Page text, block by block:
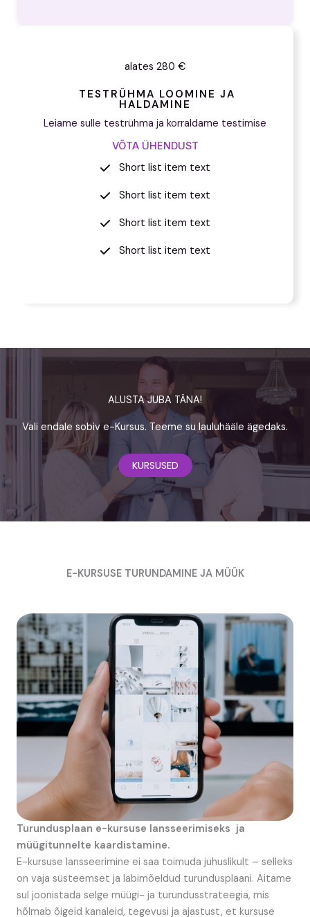
alates 280 €
TESTRÜHMA LOOMINE JA
HALDAMINE
Leiame sulle testrühma ja korraldame testimise
VÕTA ÜHENDUST
Short list item text
Short list item text
Short list item text
Short list item text
ALUSTA JUBA TÄNA!
Vali endale sobiv e-Kursus. Teeme su lauluhääle ägedaks.
KURSUSED
E-KURSUSE TURUNDAMINE JA MÜÜK
Turundusplaan e-kursuse lansseerimiseks ja
müügitunnelte kaardistamine.
E-kursuse lansseerimine ei saa toimuda juhuslikult – selleks
on vaja süsteemset ja läbimõeldud turundusplaani. Aitame
sul joonistada selge müügi- ja turundusstrateegia, mis
hõlmab õigeid kanaleid, tegevusi ja ajastust, et kursuse